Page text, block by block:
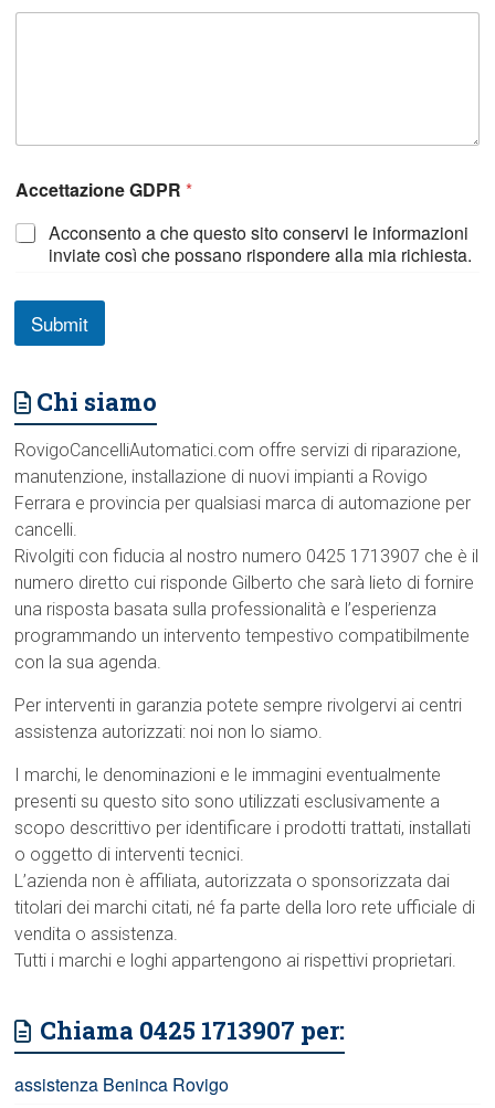
Accettazione GDPR*
Acconsento a che questo sito conservi le informazioni
inviate così che possano rispondere alla mia richiesta.
Submit
Chi siamo
RovigoCancelliAutomatici.com offre servizi di riparazione,
manutenzione, installazione di nuovi impianti a Rovigo
Ferrara e provincia per qualsiasi marca di automazione per
cancelli.
Rivolgiti con fiducia al nostro numero 0425 1713907 che è il
numero diretto cui risponde Gilberto che sarà lieto di fornire
una risposta basata sulla professionalità e l’esperienza
programmando un intervento tempestivo compatibilmente
con la sua agenda.
Per interventi in garanzia potete sempre rivolgervi ai centri
assistenza autorizzati: noi non lo siamo.
I marchi, le denominazioni e le immagini eventualmente
presenti su questo sito sono utilizzati esclusivamente a
scopo descrittivo per identificare i prodotti trattati, installati
o oggetto di interventi tecnici.
L’azienda non è affiliata, autorizzata o sponsorizzata dai
titolari dei marchi citati, né fa parte della loro rete ufficiale di
vendita o assistenza.
Tutti i marchi e loghi appartengono ai rispettivi proprietari.
Chiama 0425 1713907 per:
assistenza Beninca Rovigo